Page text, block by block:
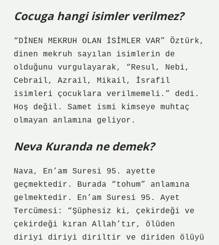
Cocuga hangi isimler verilmez?
“DİNEN MEKRUH OLAN İSİMLER VAR” Öztürk,
dinen mekruh sayılan isimlerin de
olduğunu vurgulayarak, “Resul, Nebi,
Cebrail, Azrail, Mikail, İsrafil
isimleri çocuklara verilmemeli.” dedi.
Hoş değil. Samet ismi kimseye muhtaç
olmayan anlamına geliyor.
Neva Kuranda ne demek?
Nava, En’am Suresi 95. ayette
geçmektedir. Burada “tohum” anlamına
gelmektedir. En’am Suresi 95. Ayet
Tercümesi: “Şüphesiz ki, çekirdeği ve
çekirdeği kıran Allah’tır, ölüden
diriyi diriyi diriltir ve diriden ölüyü